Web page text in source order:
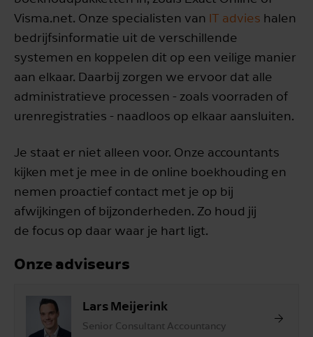
Visma.net. Onze specialisten van IT advies halen
bedrijfsinformatie uit de verschillende
systemen en koppelen dit op een veilige manier
aan elkaar. Daarbij zorgen we ervoor dat alle
administratieve processen - zoals voorraden of
urenregistraties - naadloos op elkaar aansluiten.
Je staat er niet alleen voor. Onze accountants
kijken met je mee in de online boekhouding en
nemen proactief contact met je op bij
afwijkingen of bijzonderheden. Zo houd jij
de focus op daar waar je hart ligt.
Onze adviseurs
Lars Meijerink
Senior Consultant Accountancy